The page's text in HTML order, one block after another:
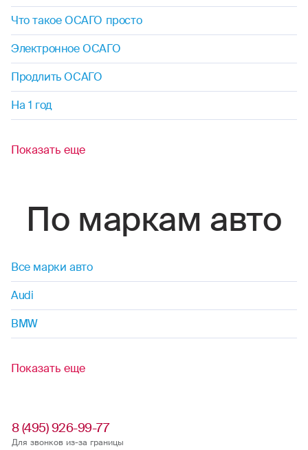
Что такое ОСАГО просто
Электронное ОСАГО
Продлить ОСАГО
На 1 год
Показать еще
По маркам авто
Все марки авто
Audi
BMW
Показать еще
8 (495) 926-99-77
Для звонков из-за границы